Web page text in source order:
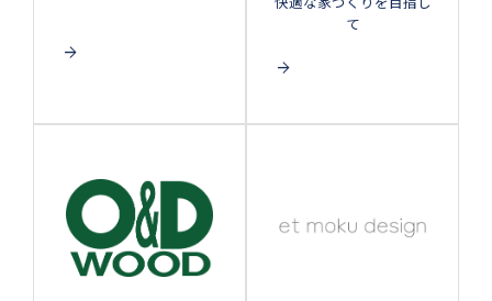
arrow_forward
て
arrow_forward